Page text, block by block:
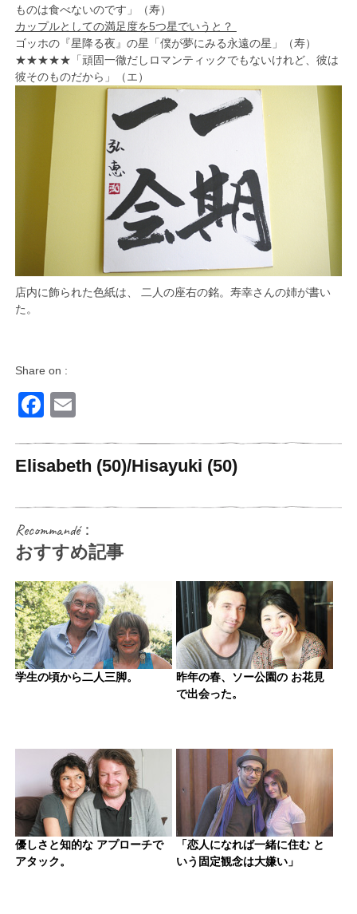
ものは食べないのです」（寿）
カップルとしての満足度を5つ星でいうと？
ゴッホの『星降る夜』の星「僕が夢にみる永遠の星」（寿）
★★★★★「頑固一徹だしロマンティックでもないけれど、彼は
彼そのものだから」（エ）
店内に飾られた色紙は、 二人の座右の銘。寿幸さんの姉が書い
た。
Share on :
Facebook
Elisabeth (50)/Hisayuki (50)
Recommandé：
おすすめ記事
学生の頃から二人三脚。
昨年の春、ソー公園の お花見
で出会った。
優しさと知的な アプローチで
アタック。
「恋人になれば一緒に住む と
いう固定観念は大嫌い」